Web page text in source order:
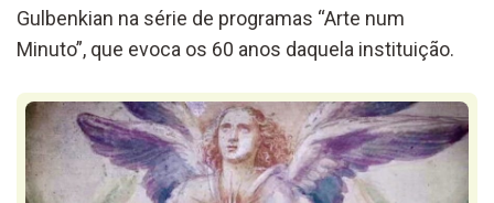
Gulbenkian na série de programas “Arte num
Minuto”, que evoca os 60 anos daquela instituição.